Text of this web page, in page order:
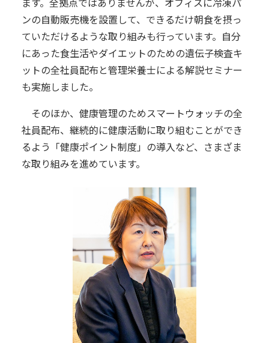
ンの自動販売機を設置して、できるだけ朝食を摂っ
ていただけるような取り組みも行っています。自分
にあった食生活やダイエットのための遺伝子検査キ
ットの全社員配布と管理栄養士による解説セミナー
も実施しました。
そのほか、健康管理のためスマートウォッチの全
社員配布、継続的に健康活動に取り組むことができ
るよう「健康ポイント制度」の導入など、さまざま
な取り組みを進めています。